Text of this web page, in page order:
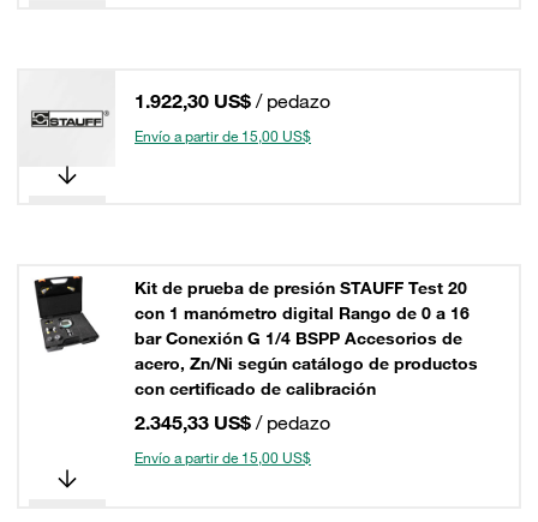
1.922,30 US$ / pedazo
Envío a partir de 15,00 US$
Kit de prueba de presión STAUFF Test 20
con 1 manómetro digital Rango de 0 a 16
bar Conexión G 1/4 BSPP Accesorios de
acero, Zn/Ni según catálogo de productos
con certificado de calibración
2.345,33 US$ / pedazo
Envío a partir de 15,00 US$